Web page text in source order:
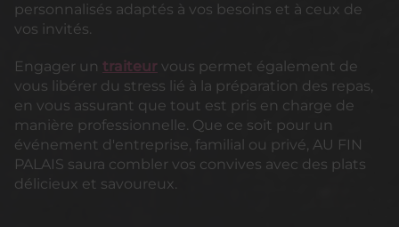
personnalisés adaptés à vos besoins et à ceux de
vos invités.
Engager un traiteur vous permet également de
vous libérer du stress lié à la préparation des repas,
en vous assurant que tout est pris en charge de
manière professionnelle. Que ce soit pour un
événement d'entreprise, familial ou privé, AU FIN
PALAIS saura combler vos convives avec des plats
délicieux et savoureux.